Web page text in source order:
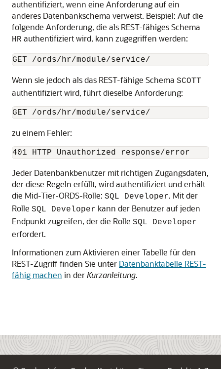
authentifiziert, wenn eine Anforderung auf ein
anderes Datenbankschema verweist. Beispiel: Auf die
folgende Anforderung, die als REST-fähiges Schema
HR authentifiziert wird, kann zugegriffen werden:
GET /ords/hr/module/service/
Wenn sie jedoch als das REST-fähige Schema SCOTT
authentifiziert wird, führt dieselbe Anforderung:
GET /ords/hr/module/service/
zu einem Fehler:
401 HTTP Unauthorized response/error
Jeder Datenbankbenutzer mit richtigen Zugangsdaten,
der diese Regeln erfüllt, wird authentifiziert und erhält
die Mid-Tier-ORDS-Rolle: SQL Developer. Mit der
Rolle SQL Developer kann der Benutzer auf jeden
Endpunkt zugreifen, der die Rolle SQL Developer
erfordert.
Informationen zum Aktivieren einer Tabelle für den
REST-Zugriff finden Sie unter Datenbanktabelle REST-
fähig machen in derKurzanleitung.